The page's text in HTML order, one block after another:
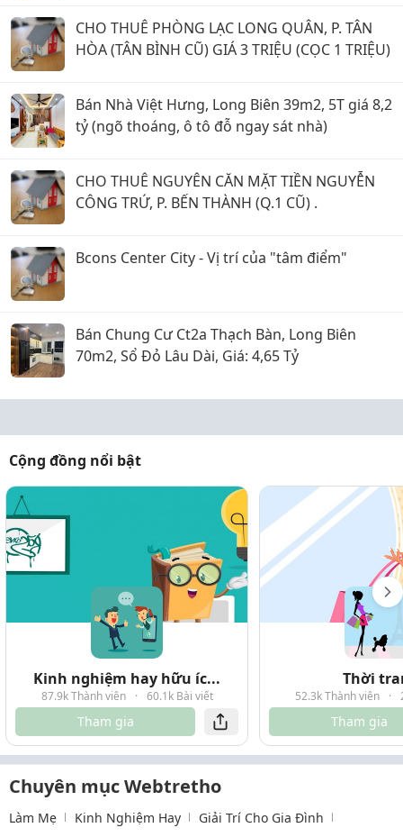
CHO THUÊ PHÒNG LẠC LONG QUÂN, P. TÂN
HÒA (TÂN BÌNH CŨ) GIÁ 3 TRIỆU (CỌC 1 TRIỆU)
Bán Nhà Việt Hưng, Long Biên 39m2, 5T giá 8,2
tỷ (ngõ thoáng, ô tô đỗ ngay sát nhà)
CHO THUÊ NGUYÊN CĂN MẶT TIỀN NGUYỄN
CÔNG TRỨ, P. BẾN THÀNH (Q.1 CŨ) .
Bcons Center City - Vị trí của "tâm điểm"
Bán Chung Cư Ct2a Thạch Bàn, Long Biên
70m2, Sổ Đỏ Lâu Dài, Giá: 4,65 Tỷ
Cộng đồng nổi bật
Kinh nghiệm hay hữu íc...
87.9k Thành viên · 60.1k Bài viết
Tham gia
Thời
52.3k Thành viên ·
Tham gia
Chuyên mục Webtretho
Làm Mẹ Kinh Nghiệm Hay
Giải Trí Cho Gia Đình